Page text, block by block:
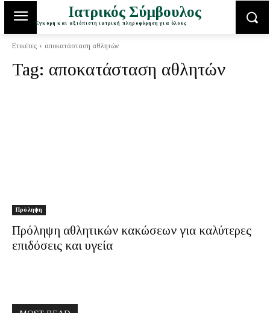
Ιατρικός Σύμβουλος
Έγκυρη και αξιόπιστη ιατρική πληροφόρηση για όλους
Ετικέτες αποκατάσταση αθλητών
Tag: αποκατάσταση αθλητών
Πρόληψη
Πρόληψη αθλητικών κακώσεων για καλύτερες
επιδόσεις και υγεία